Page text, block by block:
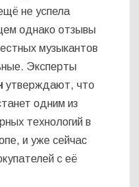
не успела
однако отзывы
музыкантов
Эксперты
утверждают, что
одним из
технологий в
и уже сейчас
с её